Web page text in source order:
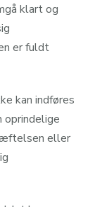
klart og
er fuldt
kan indføres
eller